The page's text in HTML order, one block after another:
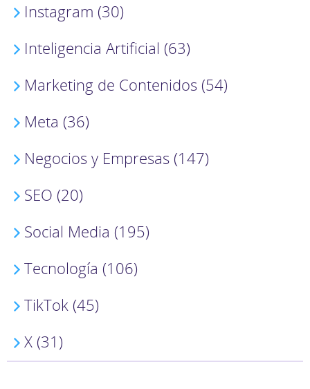
Instagram (30)
Inteligencia Artificial (63)
Marketing de Contenidos (54)
Meta (36)
Negocios y Empresas (147)
SEO (20)
Social Media (195)
Tecnología (106)
TikTok (45)
X (31)